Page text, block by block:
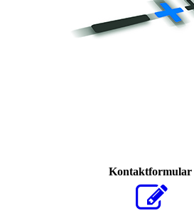
Kontaktformular